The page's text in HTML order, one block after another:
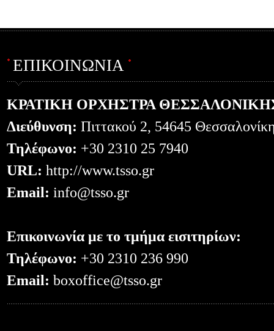
ΕΠΙΚΟΙΝΩΝΙΑ
ΚΡΑΤΙΚΗ ΟΡΧΗΣΤΡΑ
Διεύθυνση: Πιττακού 2, 54645
Τηλέφωνο: +30 2310 25 7940
URL: http://www.tsso.gr
Email: info@tsso.gr
Επικοινωνία με το τμήμα εισιτηρίων:
Τηλέφωνο: +30 2310 236 990
Email: boxoffice@tsso.gr